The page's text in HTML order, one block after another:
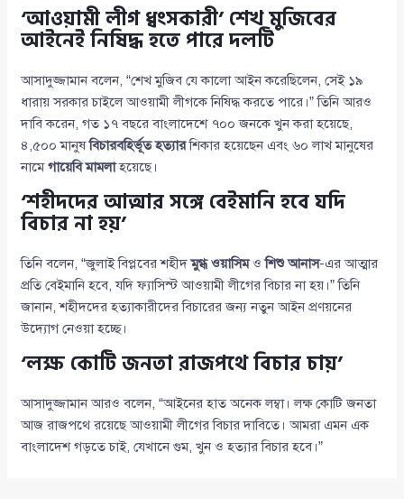
‘আওয়ামী লীগ ধ্বংসকারী’ শেখ মুজিবের
আইনেই নিষিদ্ধ হতে পারে দলটি
আসাদুজ্জামান বলেন, “শেখ মুজিব যে কালো আইন করেছিলেন, সেই ১৯
ধারায় সরকার চাইলে আওয়ামী লীগকে নিষিদ্ধ করতে পারে।” তিনি আরও
দাবি করেন, গত ১৭ বছরে বাংলাদেশে ৭০০ জনকে খুন করা হয়েছে,
৪,৫০০ মানুষবিচারবহির্ভূত হত্যারশিকার হয়েছেন এবং ৬০ লাখ মানুষের
নামেগায়েবি মামলাহয়েছে।
‘শহীদদের আত্মার সঙ্গে বেইমানি হবে যদি
বিচার না হয়’
তিনি বলেন, “জুলাই বিপ্লবের শহীদমুগ্ধ ওয়াসিমওশিশু আনাস-এর আত্মার
প্রতি বেইমানি হবে, যদি ফ্যাসিস্ট আওয়ামী লীগের বিচার না হয়।” তিনি
জানান, শহীদদের হত্যাকারীদের বিচারের জন্য নতুন আইন প্রণয়নের
উদ্যোগ নেওয়া হচ্ছে।
‘লক্ষ কোটি জনতা রাজপথে বিচার চায়’
আসাদুজ্জামান আরও বলেন, “আইনের হাত অনেক লম্বা। লক্ষ কোটি জনতা
আজ রাজপথে রয়েছে আওয়ামী লীগের বিচার দাবিতে। আমরা এমন এক
বাংলাদেশ গড়তে চাই, যেখানে গুম, খুন ও হত্যার বিচার হবে।”